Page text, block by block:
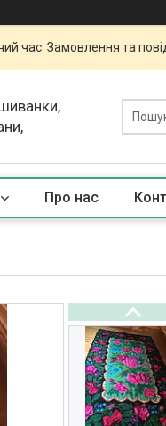
час. Замовлення та
Про нас